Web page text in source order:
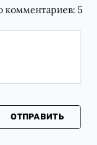
комментариев: 5
ОТПРАВИТЬ